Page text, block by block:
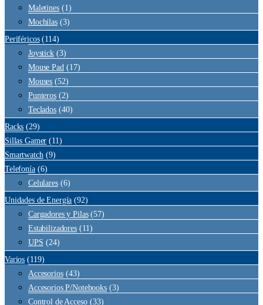
Maletines (1)
Mochilas (3)
Periféricos (114)
Joystick (3)
Mouse Pad (17)
Mouses (52)
Punteros (2)
Teclados (40)
Racks (29)
Sillas Gamer (11)
Smartwatch (9)
Telefonía (6)
Celulares (6)
Unidades de Energía (92)
Cargadores y Pilas (57)
Estabilizadores (11)
UPS (24)
Varios (119)
Accesorios (43)
Accesorios P/Notebooks (3)
Control de Acceso (33)